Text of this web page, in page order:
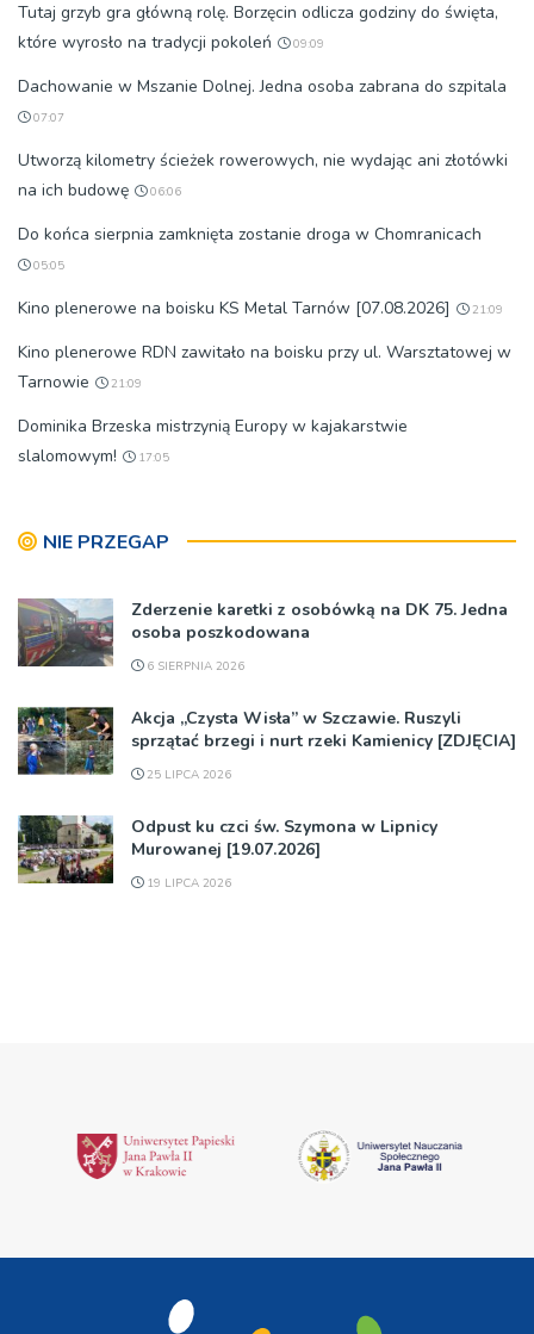
Tutaj grzyb gra główną rolę. Borzęcin odlicza godziny do święta,
które wyrosło na tradycji pokoleń
09:09
Dachowanie w Mszanie Dolnej. Jedna osoba zabrana do szpitala
07:07
Utworzą kilometry ścieżek rowerowych, nie wydając ani złotówki
na ich budowę
06:06
Do końca sierpnia zamknięta zostanie droga w Chomranicach
05:05
Kino plenerowe na boisku KS Metal Tarnów [07.08.2026] 21:09
Kino plenerowe RDN zawitało na boisku przy ul. Warsztatowej w
Tarnowie
21:09
Dominika Brzeska mistrzynią Europy w kajakarstwie
slalomowym!
17:05
NIE PRZEGAP
Zderzenie karetki z osobówką na DK 75. Jedna
osoba poszkodowana
6 SIERPNIA 2026
Akcja „Czysta Wisła” w Szczawie. Ruszyli
sprzątać brzegi i nurt rzeki Kamienicy [ZDJĘCIA]
25 LIPCA 2026
Odpust ku czci św. Szymona w Lipnicy
Murowanej [19.07.2026]
19 LIPCA 2026